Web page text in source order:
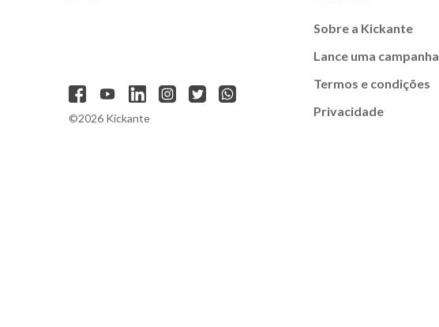
©2026 Kickante
Sobre a Kickante
Lance uma campanha
Termos e condições
Privacidade